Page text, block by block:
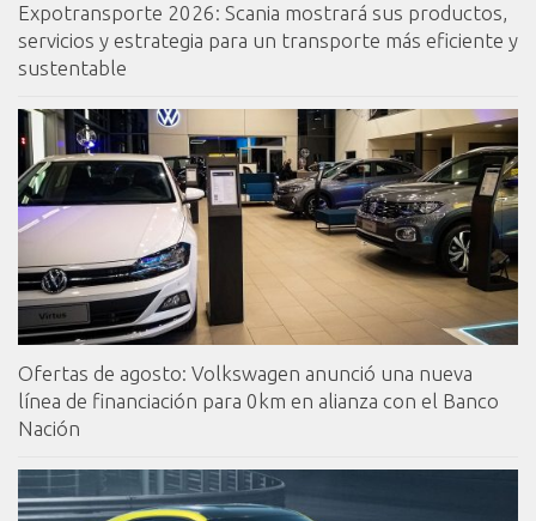
Expotransporte 2026: Scania mostrará sus productos,
servicios y estrategia para un transporte más eficiente y
sustentable
Ofertas de agosto: Volkswagen anunció una nueva
línea de financiación para 0km en alianza con el Banco
Nación